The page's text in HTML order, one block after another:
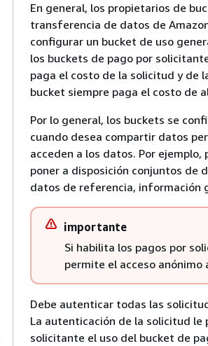
En general, los propietarios de
transferencia de datos de
configurar un bucket de uso
los buckets de pago por
paga el costo de la solicitud y de
bucket siempre paga el costo de
Por lo general, los buckets se
cuando desea compartir datos
acceden a los datos. Por
poner a disposición conjuntos de
datos de referencia, información
importante
Si habilita los pagos por
permite el acceso anónimo
Debe autenticar todas las
La autenticación de la solicitud le
solicitante el uso del bucket de